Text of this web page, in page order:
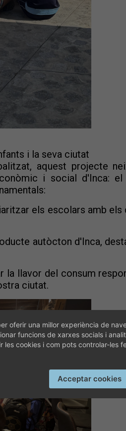
i la seva ciutat
aquest projecte
i social d'Inca:
els escolars amb
autòcton d'Inca,
la llavor del consum
ciutat.
oferir una millor experiència de
funcions de xarxes socials i
les cookies i com pots controlar-les
Acceptar cookies